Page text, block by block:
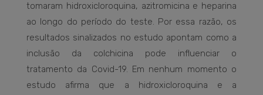
tomaram hidroxicloroquina, azitromicina e heparina
ao longo do período do teste. Por essa razão, os
resultados sinalizados no estudo apontam como a
inclusão da colchicina pode influenciar o
tratamento da Covid-19. Em nenhum momento o
estudo afirma que a hidroxicloroquina e a